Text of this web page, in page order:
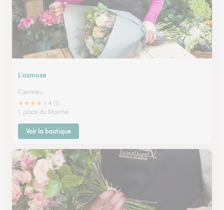
L’osmose
Canteleu
★★★★
4 (1)
1, place du Marché
Voir la boutique